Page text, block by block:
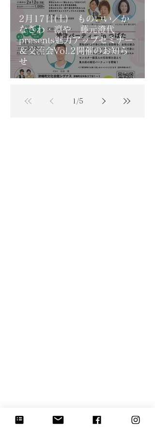
2月17日(土) ものいい／か
なざわ・凛や 藤元澄代
presents魅力アップセミナー
＆交流会Vol.2開催のお知ら
せ
1 /5